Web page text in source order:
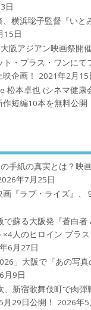
日
横浜聡子監督『いと
15日
阪アジアン映画祭開催
・プラス・ワンにて
企画！
2021年2月15
松本卓也 (シネマ健康
短編10本を無料公開
手紙の真実とは？映
年7月25日
『ラブ・ライズ』、
で蘇る大阪発『蒼白
人のヒロイン プラ
6月27日
」大阪で『あの写
月9日
、新宿歌舞伎町で肉弾
月29日公開！
2026年5